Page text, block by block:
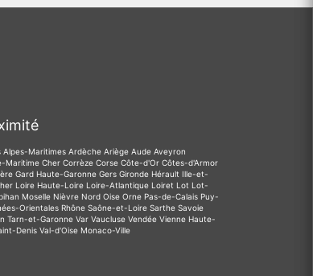
Alpes-Maritimes Ardèche Ariège Aude Aveyron
Maritime Cher Corrèze Corse Côte-d'Or Côtes-d'Armor
Gard Haute-Garonne Gers Gironde Hérault Ille-et-
Loire Haute-Loire Loire-Atlantique Loiret Lot Lot-
Moselle Nièvre Nord Oise Orne Pas-de-Calais Puy-
Orientales Rhône Saône-et-Loire Sarthe Savoie
Tarn-et-Garonne Var Vaucluse Vendée Vienne Haute-
Denis Val-d'Oise Monaco-Ville